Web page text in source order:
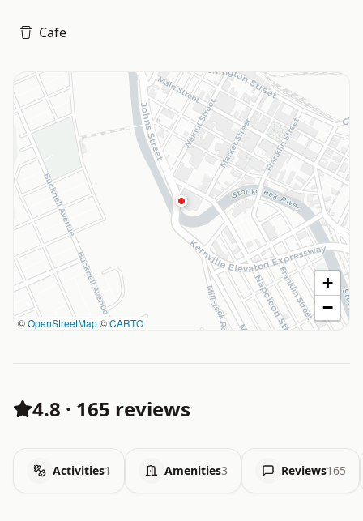
Cafe
©OpenStreetMap©CARTO
+
−
4.8 · 165 reviews
Activities1 Amenities3 Reviews165